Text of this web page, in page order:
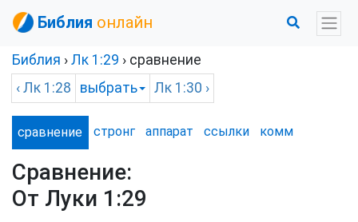
Библия онлайн
Библия › Лк 1:29 › сравнение
‹ Лк 1:28 выбрать Лк 1:30 ›
сравнение стронг аппарат ссылки комм
Сравнение:
От Луки 1:29